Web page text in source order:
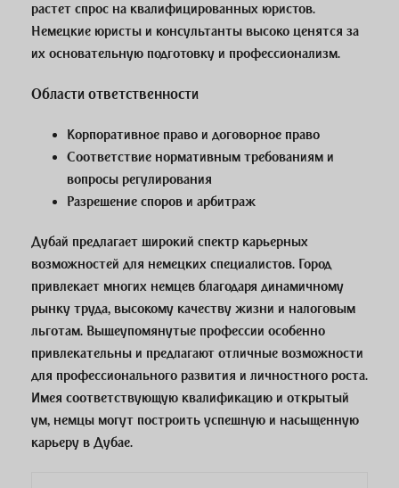
растет спрос на квалифицированных юристов.
Немецкие юристы и консультанты высоко ценятся за
их основательную подготовку и профессионализм.
Области ответственности
Корпоративное право и договорное право
Соответствие нормативным требованиям и
вопросы регулирования
Разрешение споров и арбитраж
Дубай предлагает широкий спектр карьерных
возможностей для немецких специалистов. Город
привлекает многих немцев благодаря динамичному
рынку труда, высокому качеству жизни и налоговым
льготам. Вышеупомянутые профессии особенно
привлекательны и предлагают отличные возможности
для профессионального развития и личностного роста.
Имея соответствующую квалификацию и открытый
ум, немцы могут построить успешную и насыщенную
карьеру в Дубае.